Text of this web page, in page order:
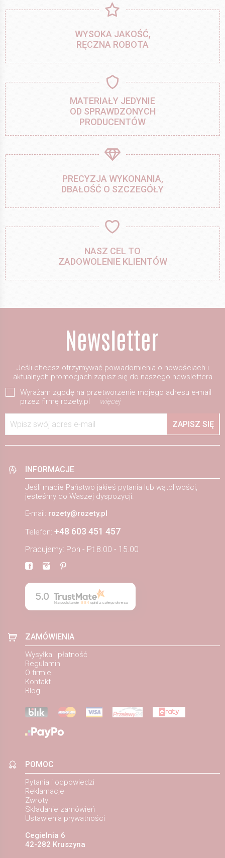
WYSOKA JAKOŚĆ,
RĘCZNA ROBOTA
MATERIAŁY JEDYNIE
OD SPRAWDZONYCH
PRODUCENTÓW
PRECYZJA WYKONANIA,
DBAŁOŚĆ O SZCZEGÓŁY
NASZ CEL TO
ZADOWOLENIE KLIENTÓW
Jeśli chcesz otrzymywać powiadomienia o nowościach i
aktualnych promocjach zapisz się do naszego newslettera
Wyrażam zgodę na przetworzenie mojego adresu e-mail
przez firmę rozety.pl
więcej
Wpisz swój adres e-mail ZAPISZ SIĘ
INFORMACJE
Jeśli macie Państwo jakieś pytania lub wątpliwości,
jesteśmy do Waszej dyspozycji.
E-mail: rozety@rozety.pl
Telefon: +48 603 451 457
Pracujemy: Pon - Pt 8.00 - 15.00
5.0
Na podstawie 884opinii z całego okresu
ZAMÓWIENIA
Wysyłka i płatność
Regulamin
O firmie
Kontakt
Blog
POMOC
Pytania i odpowiedzi
Reklamacje
Zwroty
Składanie zamówień
Ustawienia prywatności
Cegielnia 6
42-282 Kruszyna